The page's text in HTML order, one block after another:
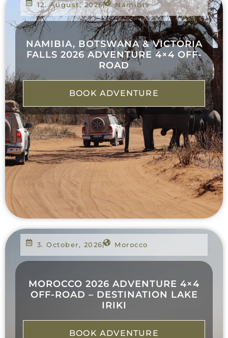
12. August, 2026 Namibia
NAMIBIA, BOTSWANA & VICTORIA
FALLS 2026 ADVENTURE 4×4 OFF-
ROAD
BOOK ADVENTURE
3. October, 2026 Morocco
MOROCCO 2026 ADVENTURE 4×4
OFF-ROAD – DESTINATION LAKE
IRIKI
BOOK ADVENTURE